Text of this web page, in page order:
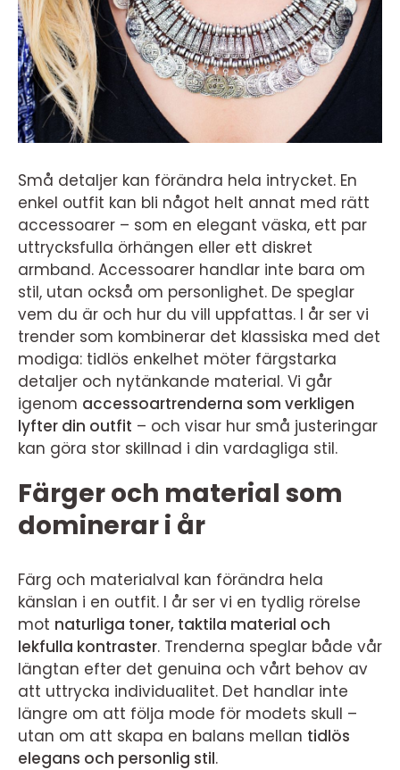
Små detaljer kan förändra hela intrycket. En
enkel outfit kan bli något helt annat med rätt
accessoarer – som en elegant väska, ett par
uttrycksfulla örhängen eller ett diskret
armband. Accessoarer handlar inte bara om
stil, utan också om personlighet. De speglar
vem du är och hur du vill uppfattas. I år ser vi
trender som kombinerar det klassiska med det
modiga: tidlös enkelhet möter färgstarka
detaljer och nytänkande material. Vi går
igenom accessoartrenderna som verkligen
lyfter din outfit – och visar hur små justeringar
kan göra stor skillnad i din vardagliga stil.
Färger och material som
dominerar i år
Färg och materialval kan förändra hela
känslan i en outfit. I år ser vi en tydlig rörelse
mot naturliga toner, taktila material och
lekfulla kontraster. Trenderna speglar både vår
längtan efter det genuina och vårt behov av
att uttrycka individualitet. Det handlar inte
längre om att följa mode för modets skull –
utan om att skapa en balans mellan tidlös
elegans och personlig stil.